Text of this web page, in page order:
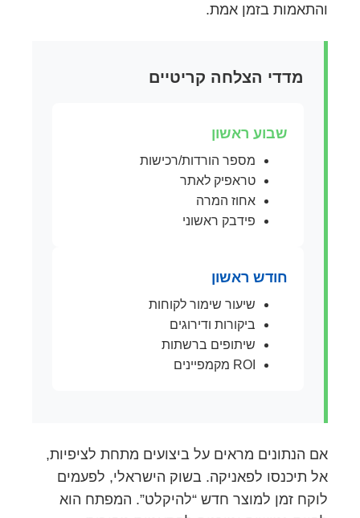
והתאמות בזמן אמת.
מדדי הצלחה קריטיים
שבוע ראשון
מספר הורדות/רכישות
טראפיק לאתר
אחוז המרה
פידבק ראשוני
חודש ראשון
שיעור שימור לקוחות
ביקורות ודירוגים
שיתופים ברשתות
ROI מקמפיינים
אם הנתונים מראים על ביצועים מתחת לציפיות,
אל תיכנסו לפאניקה. בשוק הישראלי, לפעמים
לוקח זמן למוצר חדש “להיקלט”. המפתח הוא